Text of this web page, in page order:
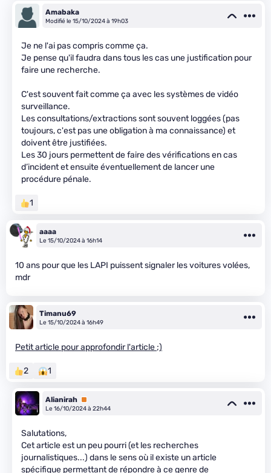
Amabaka
Modifié le 15/10/2024 à 19h03
Je ne l'ai pas compris comme ça.
Je pense qu'il faudra dans tous les cas une justification pour
faire une recherche.
C'est souvent fait comme ça avec les systèmes de vidéo
surveillance.
Les consultations/extractions sont souvent loggées (pas
toujours, c'est pas une obligation à ma connaissance) et
doivent être justifiées.
Les 30 jours permettent de faire des vérifications en cas
d’incident et ensuite éventuellement de lancer une
procédure pénale.
1
aaaa
Le 15/10/2024 à 16h14
10 ans pour que les LAPI puissent signaler les voitures volées,
mdr
Timanu69
Le 15/10/2024 à 16h49
Petit article pour approfondir l'article ;)
2 1
Alianirah Premium
Le 16/10/2024 à 22h44
Salutations,
Cet article est un peu pourri (et les recherches
journalistiques...) dans le sens où il existe un article
spécifique permettant de répondre à ce genre de